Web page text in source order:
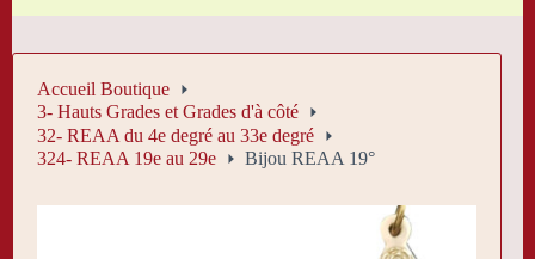
Accueil Boutique
3- Hauts Grades et Grades d'à côté
32- REAA du 4e degré au 33e degré
324- REAA 19e au 29e
Bijou REAA 19°